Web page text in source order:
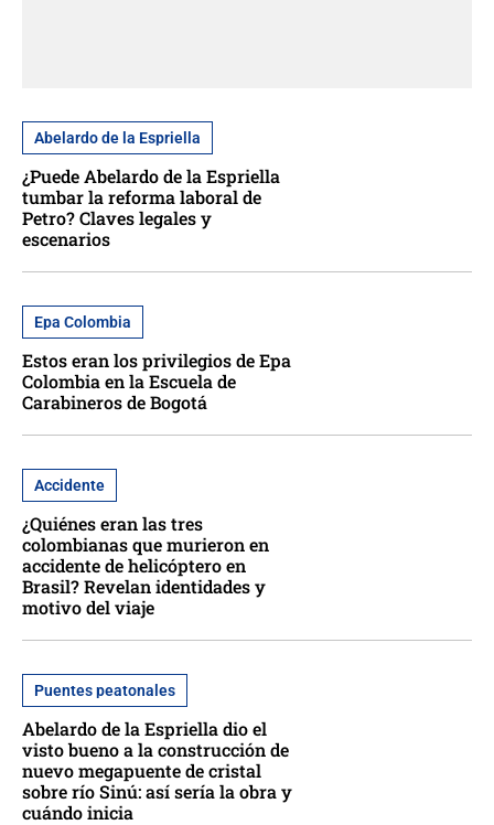
Abelardo de la Espriella
¿Puede Abelardo de la Espriella
tumbar la reforma laboral de
Petro? Claves legales y
escenarios
Epa Colombia
Estos eran los privilegios de Epa
Colombia en la Escuela de
Carabineros de Bogotá
Accidente
¿Quiénes eran las tres
colombianas que murieron en
accidente de helicóptero en
Brasil? Revelan identidades y
motivo del viaje
Puentes peatonales
Abelardo de la Espriella dio el
visto bueno a la construcción de
nuevo megapuente de cristal
sobre río Sinú: así sería la obra y
cuándo inicia